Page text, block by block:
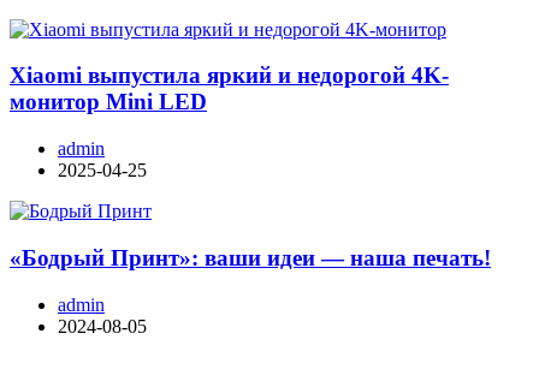
Xiaomi выпустила яркий и недорогой 4K-
монитор Mini LED
admin
2025-04-25
«Бодрый Принт»: ваши идеи — наша печать!
admin
2024-08-05